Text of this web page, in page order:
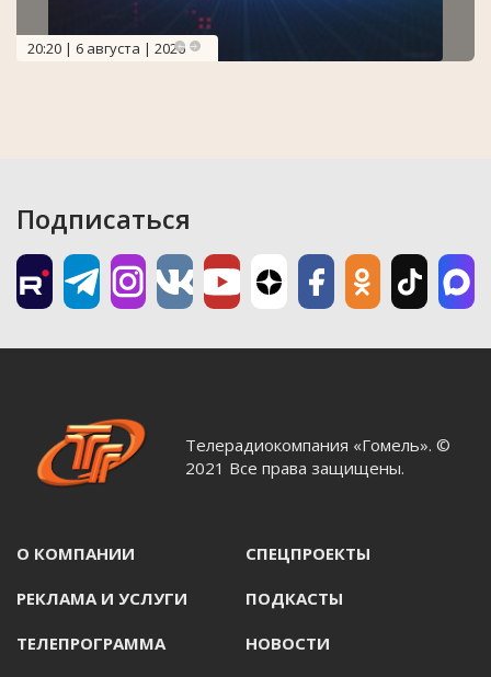
20:20 | 6 августа | 2026
Подписаться
Телерадиокомпания «Гомель». ©
2021 Все права защищены.
О КОМПАНИИ СПЕЦПРОЕКТЫ
РЕКЛАМА И УСЛУГИ ПОДКАСТЫ
ТЕЛЕПРОГРАММА НОВОСТИ